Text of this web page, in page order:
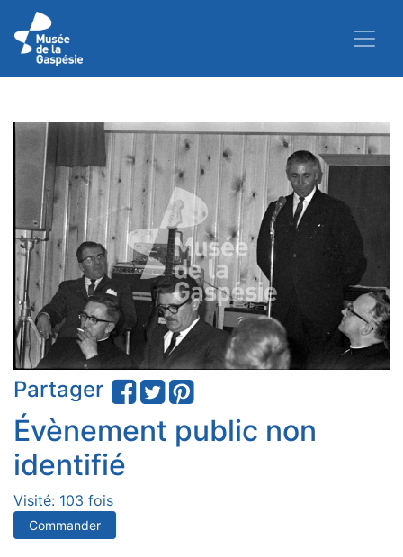
Partager
Évènement public non
identifié
Visité: 103 fois
Commander